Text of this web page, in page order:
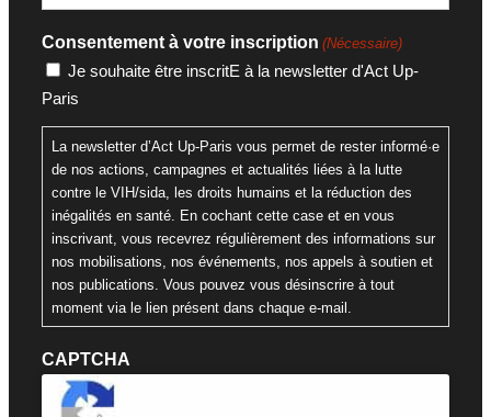
Consentement à votre inscription (Nécessaire)
Je souhaite être inscritE à la newsletter d'Act Up-
Paris
La newsletter d’Act Up-Paris vous permet de rester informé·e
de nos actions, campagnes et actualités liées à la lutte
contre le VIH/sida, les droits humains et la réduction des
inégalités en santé. En cochant cette case et en vous
inscrivant, vous recevrez régulièrement des informations sur
nos mobilisations, nos événements, nos appels à soutien et
nos publications. Vous pouvez vous désinscrire à tout
moment via le lien présent dans chaque e-mail.
CAPTCHA